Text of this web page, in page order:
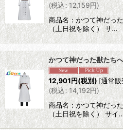
(税込: 12,159円)
商品名：かつて神だっ
（土日祝を除く） サ…
かつて神だった獣た
12,901円(税別) [通常
(税込: 14,192円)
商品名：かつて神だっ
（土日祝を除く） サイ